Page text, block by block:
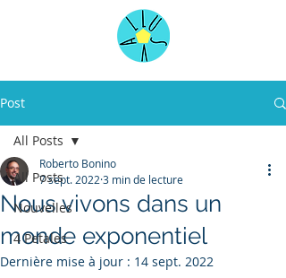
Post
All Posts
Nouvelles
4 Petales
All Posts
Nous vivons dans un
monde exponentiel
Roberto Bonino
7 sept. 2022 3 min de lecture
Dernière mise à jour : 14 sept. 2022